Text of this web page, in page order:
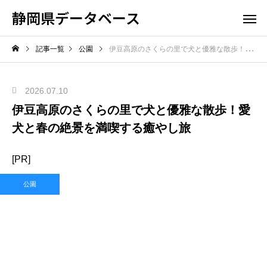
静岡県データベース
記事一覧 公園 伊豆高原のさくらの里で犬と優雅な散歩！愛犬と春の絶景を満喫する癒やし旅
2026.07.10
伊豆高原のさくらの里で犬と優雅な散歩！愛
犬と春の絶景を満喫する癒やし旅
[PR]
公園